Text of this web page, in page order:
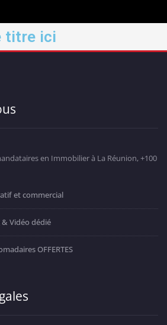
titre ici
en Immobilier à La Réunion, +100
et commercial
Vidéo dédié
OFFERTES